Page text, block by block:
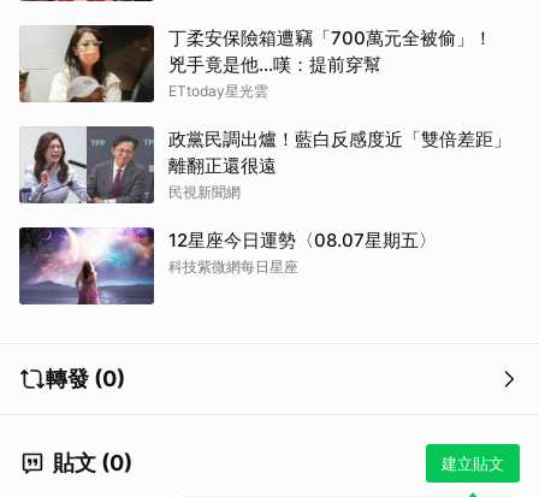
丁柔安保險箱遭竊「700萬元全被偷」！
兇手竟是他...嘆：提前穿幫
ETtoday星光雲
政黨民調出爐！藍白反感度近「雙倍差距」
離翻正還很遠
民視新聞網
12星座今日運勢〈08.07星期五〉
科技紫微網每日星座
轉發 (0)
貼文 (0) 建立貼文